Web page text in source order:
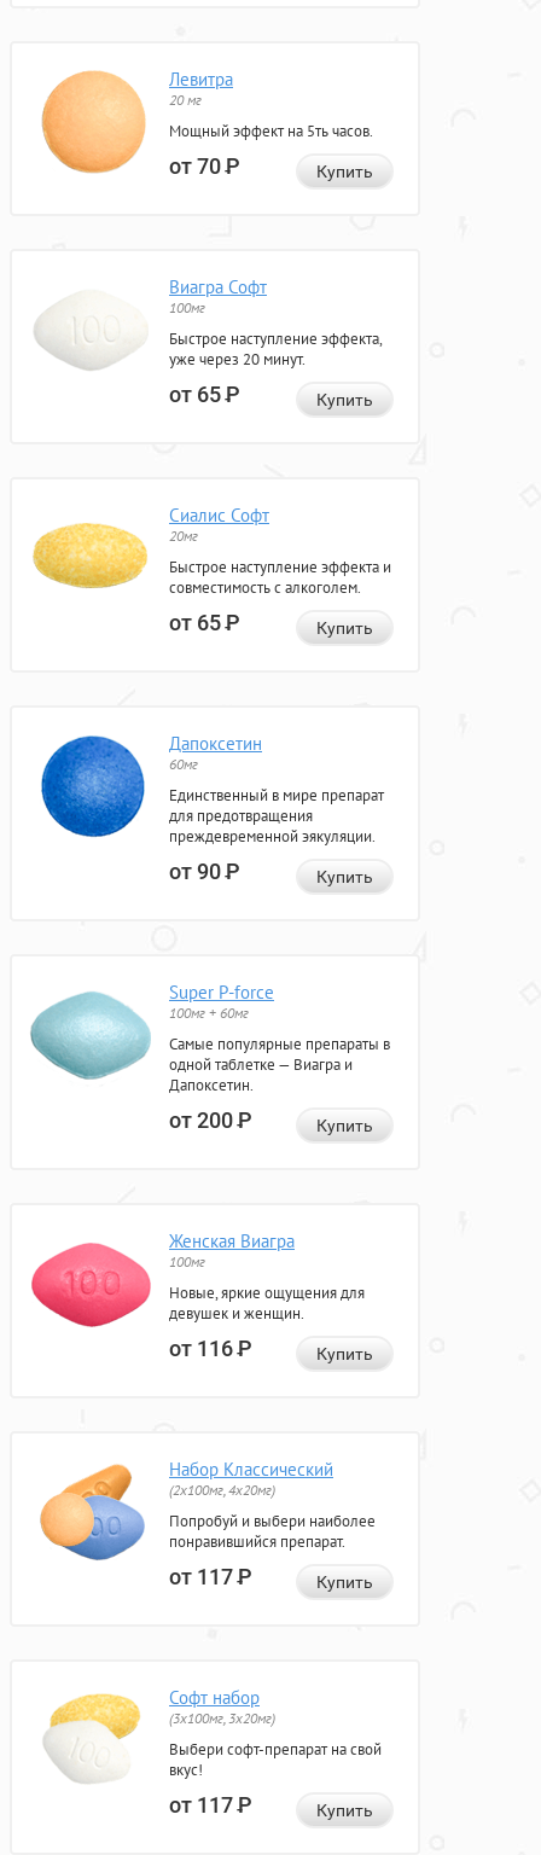
Левитра
20 мг
Мощный эффект на 5ть часов.
от 70Р Купить
Виагра Софт
100мг
Быстрое наступление эффекта,
уже через 20 минут.
от 65Р Купить
Сиалис Софт
20мг
Быстрое наступление эффекта и
совместимость с алкоголем.
от 65Р Купить
Дапоксетин
60мг
Единственный в мире препарат
для предотвращения
преждевременной эякуляции.
от 90Р Купить
Super P-force
100мг + 60мг
Самые популярные препараты в
одной таблетке — Виагра и
Дапоксетин.
от 200Р Купить
Женская Виагра
100мг
Новые, яркие ощущения для
девушек и женщин.
от 116Р Купить
Набор Классический
(2x100мг, 4x20мг)
Попробуй и выбери наиболее
понравившийся препарат.
от 117Р Купить
Софт набор
(3x100мг, 3x20мг)
Выбери софт-препарат на свой
вкус!
от 117Р Купить